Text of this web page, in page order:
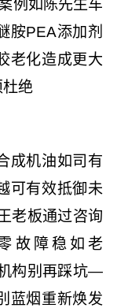
例如陈先生车
胺PEA添加剂
老化造成更大
绝
成机油如司有
可有效抵御未
老板通过咨询
故障稳如老
构别再踩坑—
蓝烟重新焕发